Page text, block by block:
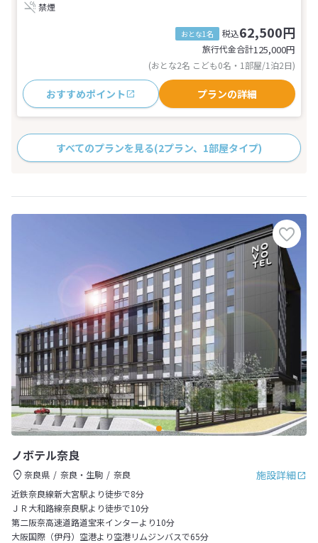
禁煙
おとな1名 税込62,500円
旅行代金合計125,000円
(おとな2名 こども0名・1部屋/1泊2日)
おすすめポイント プランの詳細
すべてのプランを見る(2プラン、1部屋タイプ)
ノボテル奈良
施設詳細
奈良県 奈良・生駒
奈良
近鉄奈良線新大宮駅より徒歩で8分
ＪＲ大和路線奈良駅より徒歩で10分
第二阪奈高速道路道宝来インターより10分
大阪国際（伊丹）空港より空港リムジンバスで65分